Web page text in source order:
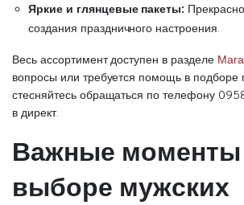
Яркие и глянцевые пакеты:
создания праздничного настроения.
Весь ассортимент доступен в разделе
вопросы или требуется помощь в подборе
стесняйтесь обращаться по телефону
в директ.
Важные моменты
выборе мужских